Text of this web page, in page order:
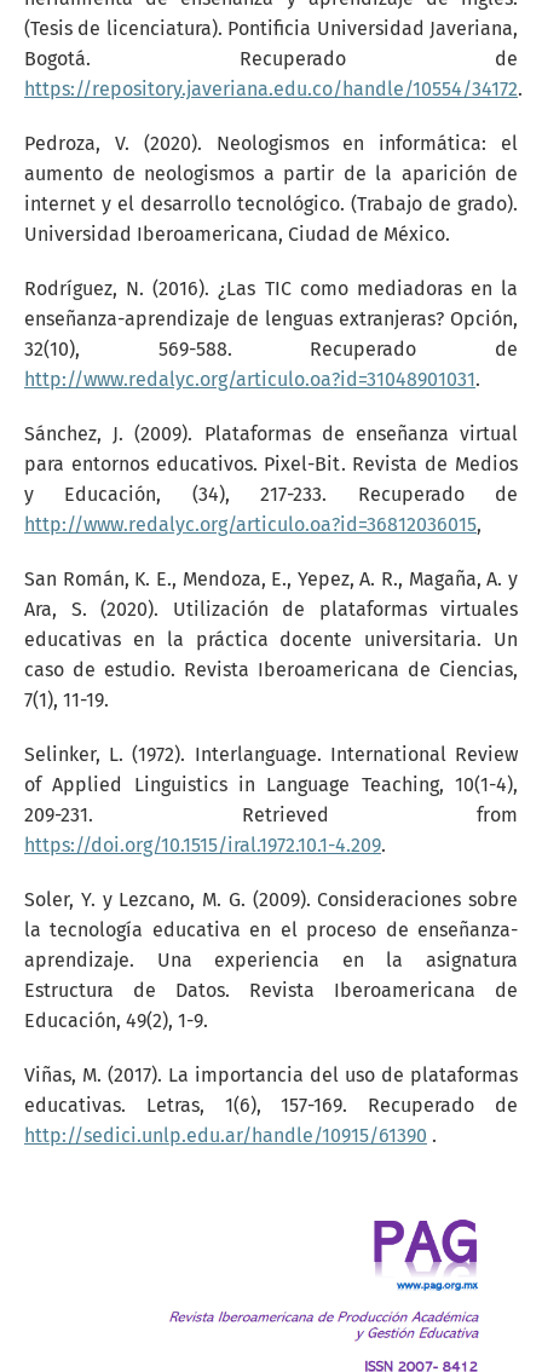
(Tesis de licenciatura). Pontificia Universidad Javeriana,
Bogotá. Recuperado de
https://repository.javeriana.edu.co/handle/10554/34172.
Pedroza, V. (2020). Neologismos en informática: el
aumento de neologismos a partir de la aparición de
internet y el desarrollo tecnológico. (Trabajo de grado).
Universidad Iberoamericana, Ciudad de México.
Rodríguez, N. (2016). ¿Las TIC como mediadoras en la
enseñanza-aprendizaje de lenguas extranjeras? Opción,
32(10), 569-588. Recuperado de
http://www.redalyc.org/articulo.oa?id=31048901031.
Sánchez, J. (2009). Plataformas de enseñanza virtual
para entornos educativos. Pixel-Bit. Revista de Medios
y Educación, (34), 217-233. Recuperado de
http://www.redalyc.org/articulo.oa?id=36812036015,
San Román, K. E., Mendoza, E., Yepez, A. R., Magaña, A. y
Ara, S. (2020). Utilización de plataformas virtuales
educativas en la práctica docente universitaria. Un
caso de estudio. Revista Iberoamericana de Ciencias,
7(1), 11-19.
Selinker, L. (1972). Interlanguage. International Review
of Applied Linguistics in Language Teaching, 10(1-4),
209-231. Retrieved from
https://doi.org/10.1515/iral.1972.10.1-4.209.
Soler, Y. y Lezcano, M. G. (2009). Consideraciones sobre
la tecnología educativa en el proceso de enseñanza-
aprendizaje. Una experiencia en la asignatura
Estructura de Datos. Revista Iberoamericana de
Educación, 49(2), 1-9.
Viñas, M. (2017). La importancia del uso de plataformas
educativas. Letras, 1(6), 157-169. Recuperado de
http://sedici.unlp.edu.ar/handle/10915/61390 .